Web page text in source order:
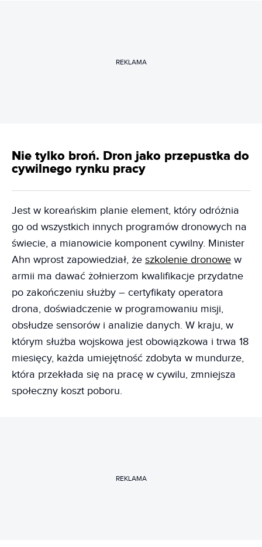
REKLAMA
Nie tylko broń. Dron jako przepustka do
cywilnego rynku pracy
Jest w koreańskim planie element, który odróżnia
go od wszystkich innych programów dronowych na
świecie, a mianowicie komponent cywilny. Minister
Ahn wprost zapowiedział, że szkolenie dronowe w
armii ma dawać żołnierzom kwalifikacje przydatne
po zakończeniu służby – certyfikaty operatora
drona, doświadczenie w programowaniu misji,
obsłudze sensorów i analizie danych. W kraju, w
którym służba wojskowa jest obowiązkowa i trwa 18
miesięcy, każda umiejętność zdobyta w mundurze,
która przekłada się na pracę w cywilu, zmniejsza
społeczny koszt poboru.
REKLAMA